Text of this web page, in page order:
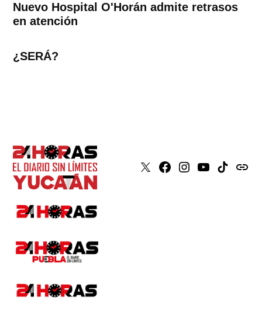
Nuevo Hospital O'Horán admite retrasos
en atención
¿SERÁ?
X Faceboook
Instagram
YoutubeTiktokissuu